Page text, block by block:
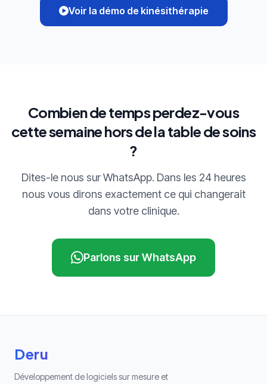
Voir la démo de kinésithérapie
Combien de temps perdez-vous
cette semaine hors de la table de soins
?
Dites-le nous sur WhatsApp. Dans les 24 heures
nous vous dirons exactement ce qui changerait
dans votre clinique.
Parlons sur WhatsApp
Deru
Développement de logiciels sur mesure et